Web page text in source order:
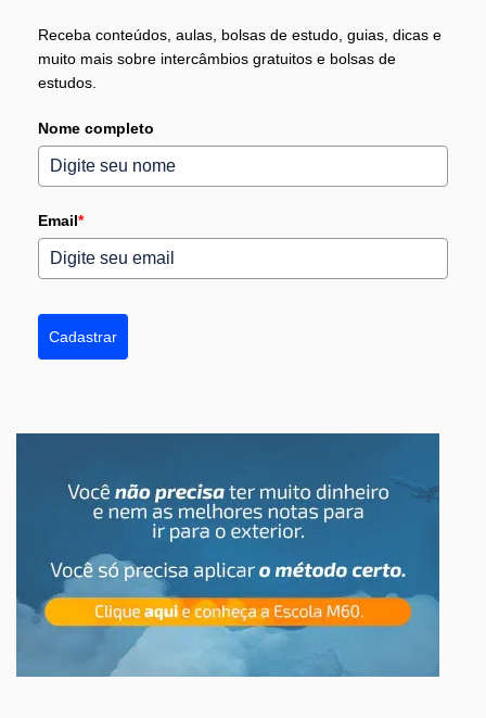
Receba conteúdos, aulas, bolsas de estudo, guias, dicas e
muito mais sobre intercâmbios gratuitos e bolsas de
estudos.
Nome completo
Email*
Cadastrar